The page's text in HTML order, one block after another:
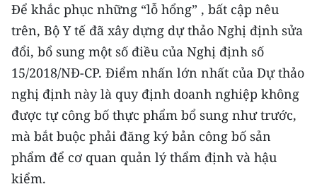
Đồng bằng sông Cửu Long
Chuyên trang Hà Nội
Chuyên trang TP. Hồ Chí Minh
CHUYÊN ĐỀ
CÁC CHUYÊN TRANG
VỀ BÁO NHÂN DÂN
Để khắc phục những “lỗ hổng” , bất cập nêu
trên, Bộ Y tế đã xây dựng dự thảo Nghị định sửa
đổi, bổ sung một số điều của Nghị định số
15/2018/NĐ-CP. Điểm nhấn lớn nhất của Dự thảo
nghị định này là quy định doanh nghiệp không
được tự công bố thực phẩm bổ sung như trước,
mà bắt buộc phải đăng ký bản công bố sản
phẩm để cơ quan quản lý thẩm định và hậu
kiểm.